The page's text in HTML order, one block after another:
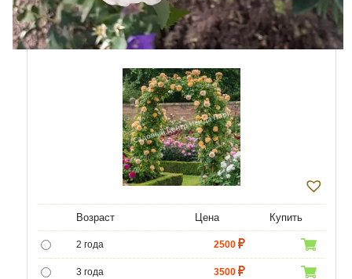
Роза Принцесса Маргарет (Crown
Princess Margareta)
Возраст Цена Купить
2 года 2500
3 года 3500